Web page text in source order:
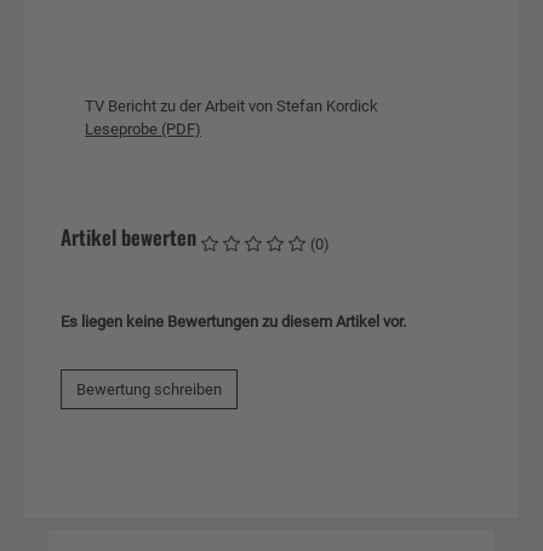
TV Bericht zu der Arbeit von Stefan Kordick
Leseprobe (PDF)
Artikel bewerten (0)
Es liegen keine Bewertungen zu diesem Artikel vor.
Bewertung schreiben